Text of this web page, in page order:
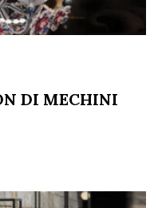
DI MECHINI